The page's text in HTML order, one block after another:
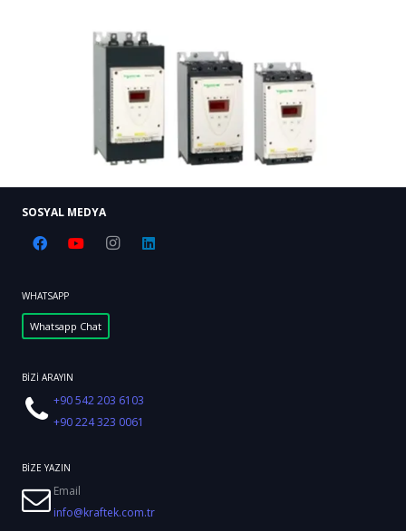
SOSYAL MEDYA
WHATSAPP
Whatsapp Chat
BİZİ ARAYIN
+90 542 203 6103
+90 224 323 0061
BİZE YAZIN
Email
info@kraftek.com.tr